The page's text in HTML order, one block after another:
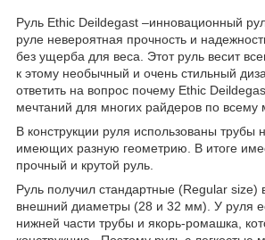
Руль Ethic Deildegast –инновационный
руле невероятная прочность и
без ущерба для веса. Этот руль весит
к этому необычный и очень стильный
ответить на вопрос почему Ethic
мечтаний для многих райдеров по всему
В конструкции руля использованы трубы
имеющих разную геометрию. В итоге
прочный и крутой руль.
Руль получил стандартные (Regular size)
внешний диаметры (28 и 32 мм). У руля
нижней части трубы и якорь-ромашка,